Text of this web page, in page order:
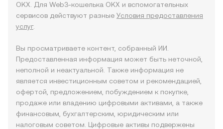
OKX. Для Web3-кошелька OKX и вспомогательных
сервисов действуют разные Условия предоставления
услуг.
Вы просматриваете контент, собранный ИИ.
Предоставленная информация может быть неточной,
неполной и неактуальной. Также информация не
является инвестиционным советом и рекомендацией,
офертой, предложением, побуждением к покупке,
продаже или владению цифровыми активами, а также
финансовым, бухгалтерским, юридическим или
налоговым советом. Цифровые активы подвержены